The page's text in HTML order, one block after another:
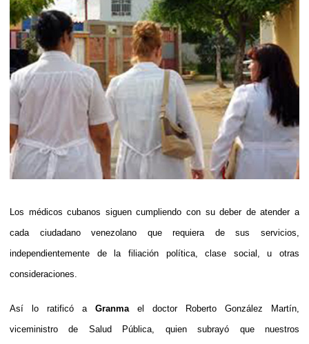
Los médicos cubanos siguen cumpliendo con su deber de atender a
cada ciudadano venezolano que requiera de sus servicios,
independientemente de la filiación política, clase social, u otras
consideraciones.
Así lo ratificó a Granmael doctor Roberto González Martín,
viceministro de Salud Pública, quien subrayó que nuestros